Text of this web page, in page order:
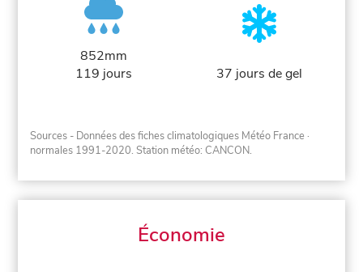
852mm
119 jours
37 jours de gel
Sources - Données des fiches climatologiques Météo France ·
normales 1991-2020. Station météo: CANCON.
Économie